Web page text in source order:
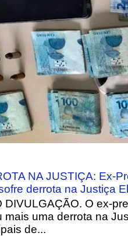
NA JUSTIÇA: Ex-
derrota na Justiça
DIVULGAÇÃO. O ex-
mais uma derrota na
de...